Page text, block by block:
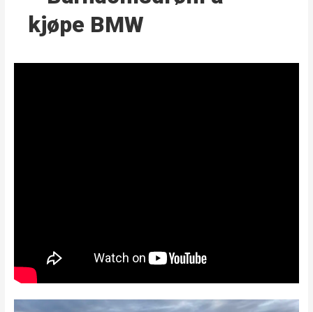
kjøpe BMW